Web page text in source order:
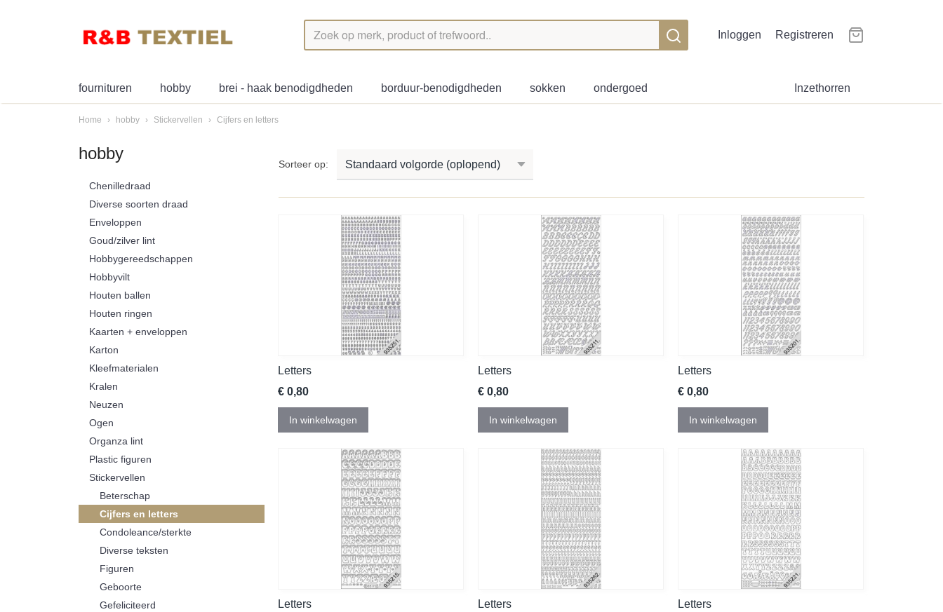
Inloggen Registreren
Inzethorren
fournituren hobby brei - haak benodigdheden borduur-benodigdheden sokken ondergoed
Home › hobby › Stickervellen › Cijfers en letters
hobby
Chenilledraad
Diverse soorten draad
Enveloppen
Goud/zilver lint
Hobbygereedschappen
Hobbyvilt
Houten ballen
Houten ringen
Kaarten + enveloppen
Karton
Kleefmaterialen
Kralen
Neuzen
Ogen
Organza lint
Plastic figuren
Stickervellen
Beterschap
Cijfers en letters
Condoleance/sterkte
Diverse teksten
Figuren
Geboorte
Gefeliciteerd
Sorteer op:
Letters
€ 0,80
In winkelwagen
Letters
€ 0,80
In winkelwagen
Letters
€ 0,80
In winkelwagen
Letters
Letters
Letters